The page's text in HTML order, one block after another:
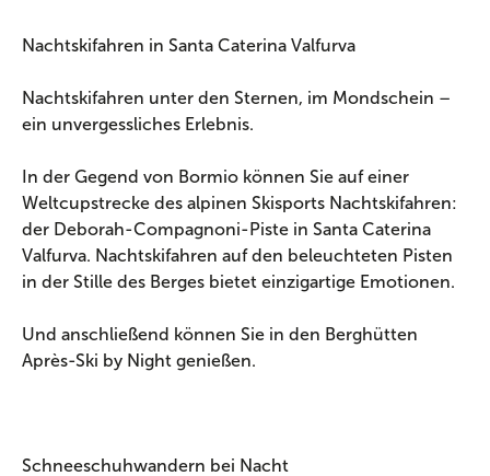
Nachtskifahren in Santa Caterina Valfurva
Nachtskifahren unter den Sternen, im Mondschein –
ein unvergessliches Erlebnis.
In der Gegend von Bormio können Sie auf einer
Weltcupstrecke des alpinen Skisports Nachtskifahren:
der Deborah-Compagnoni-Piste in Santa Caterina
Valfurva. Nachtskifahren auf den beleuchteten Pisten
in der Stille des Berges bietet einzigartige Emotionen.
Und anschließend können Sie in den Berghütten
Après-Ski by Night genießen.
Schneeschuhwandern bei Nacht